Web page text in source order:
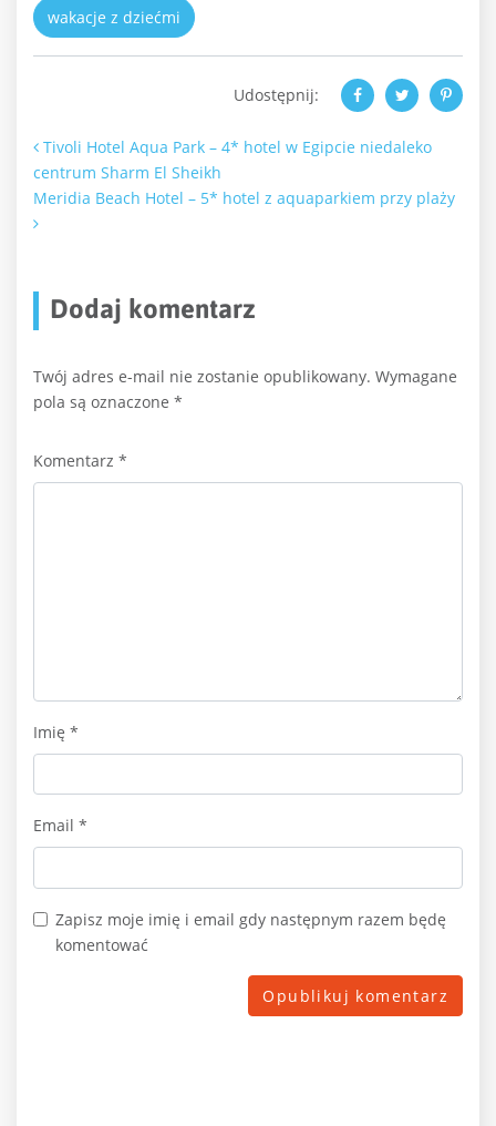
wakacje z dziećmi
Udostępnij:
Nawigacja po artykułach
Tivoli Hotel Aqua Park – 4* hotel w Egipcie niedaleko
centrum Sharm El Sheikh
Meridia Beach Hotel – 5* hotel z aquaparkiem przy plaży
Dodaj komentarz
Twój adres e-mail nie zostanie opublikowany. Wymagane
pola są oznaczone *
Komentarz *
Imię *
Email *
Zapisz moje imię i email gdy następnym razem będę
komentować